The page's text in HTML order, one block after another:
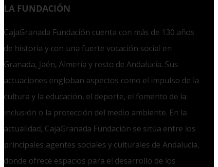
LA FUNDACIÓN
CajaGranada Fundación cuenta con más de 130 años
de historia y con una fuerte vocación social en
Granada, Jaén, Almería y resto de Andalucía. Sus
actuaciones engloban aspectos como el impulso de la
cultura y la educación, el deporte, el fomento de la
inclusión o la protección del medio ambiente. En la
actualidad, CajaGranada Fundación se sitúa entre los
principales agentes sociales y culturales de Andalucía,
donde ofrece espacios para el desarrollo de los